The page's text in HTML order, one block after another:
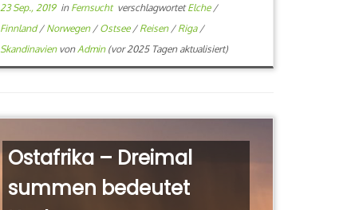
23 Sep., 2019in Fernsucht verschlagwortetElche /
Finnland/ Norwegen / Ostsee / Reisen / Riga /
Skandinavien von Admin(vor 2025 Tagen aktualisiert)
Ostafrika – Dreimal
summen bedeutet